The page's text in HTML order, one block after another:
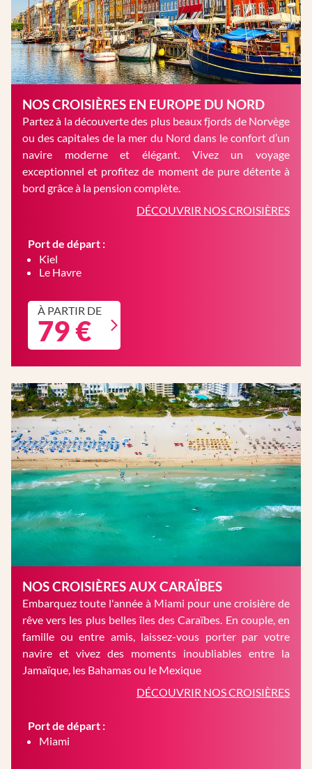
NOS CROISIÈRES EN EUROPE DU NORD
Partez à la découverte des plus beaux fjords de Norvège
ou des capitales de la mer du Nord dans le confort d’un
navire moderne et élégant. Vivez un voyage
exceptionnel et profitez de moment de pure détente à
bord grâce à la pension complète.
DÉCOUVRIR NOS CROISIÈRES
Port de départ :
Kiel
Le Havre
À PARTIR DE
79 €
NOS CROISIÈRES AUX CARAÏBES
Embarquez toute l'année à Miami pour une croisière de
rêve vers les plus belles îles des Caraïbes. En couple, en
famille ou entre amis, laissez-vous porter par votre
navire et vivez des moments inoubliables entre la
Jamaïque, les Bahamas ou le Mexique
DÉCOUVRIR NOS CROISIÈRES
Port de départ :
Miami